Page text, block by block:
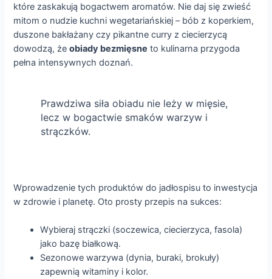
które zaskakują bogactwem aromatów. Nie daj się zwieść
mitom o nudzie kuchni wegetariańskiej – bób z koperkiem,
duszone bakłażany czy pikantne curry z ciecierzycą
dowodzą, żeobiady bezmięsne to kulinarna przygoda
pełna intensywnych doznań.
Prawdziwa siła obiadu nie leży w mięsie,
lecz w bogactwie smaków warzyw i
strączków.
Wprowadzenie tych produktów do jadłospisu to inwestycja
w zdrowie i planetę. Oto prosty przepis na sukces:
Wybieraj strączki (soczewica, ciecierzyca, fasola)
jako bazę białkową.
Sezonowe warzywa (dynia, buraki, brokuły)
zapewnią witaminy i kolor.